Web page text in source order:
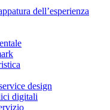
dell’esperienza
design
digitali